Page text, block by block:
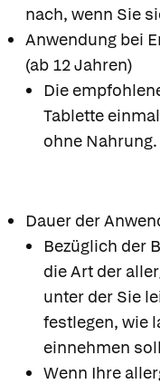
nach, wenn Sie
Anwendung bei
(ab 12 Jahren)
Die
Tablette
ohne Nahrung.
Dauer der
Bezüglich der
die Art der
unter der Sie
festlegen, wie
einnehmen
Wenn Ihre